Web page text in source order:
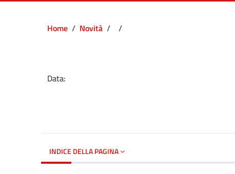
Home / Novità / /
Data:
INDICE DELLA PAGINA